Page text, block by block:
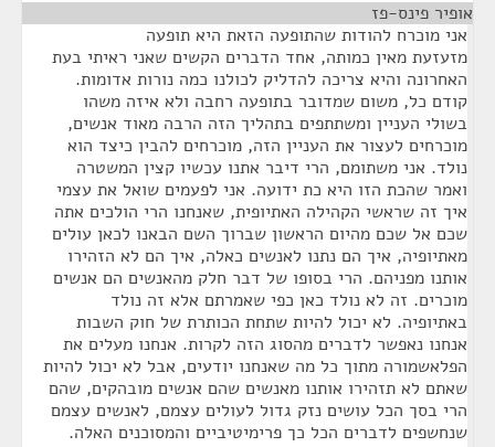
אופיר פינס-פז
אני מוכרח להודות שהתופעה הזאת היא תופעה
מזעזעת מאין כמותה, אחד הדברים הקשים שאני ראיתי בעת
האחרונה והיא צריכה להדליק לכולנו כמה נורות אדומות.
קודם כל, משום שמדובר בתופעה רחבה ולא איזה משהו
בשולי העניין ומשתתפים בתהליך הזה הרבה מאוד אנשים,
מוכרחים לעצור את העניין הזה, מוכרחים להבין כיצד הוא
נולד. אני משתומם, הרי דיבר אתנו עכשיו קצין המשטרה
ואמר שהכת הזו היא כת ידועה. אני לפעמים שואל את עצמי
איך זה שראשי הקהילה האתיופית, שאנחנו הרי הולכים אתה
שכם אל שכם מהיום הראשון שברוך השם הבאנו לכאן עולים
מאתיופיה, איך הם נתנו לאנשים כאלה, איך הם לא הזהירו
אותנו מפניהם. הרי בסופו של דבר חלק מהאנשים הם אנשים
מוכרים. זה לא נולד כאן כפי שאמרתם אלא זה נולד
באתיופיה. לא יכול להיות שתחת הכותרת של חוק השבות
אנחנו נאפשר לדברים מהסוג הזה לקרות. אנחנו מעלים את
הפלאשמורה מתוך כל מה שאנחנו יודעים, אבל לא יכול להיות
שאתם לא תזהירו אותנו מאנשים שהם אנשים מובהקים, שהם
הרי בסך הכל עושים נזק גדול לעולים עצמם, לאנשים עצמם
שנחשפים לדברים הכל כך פרימיטיביים והמסוכנים האלה.